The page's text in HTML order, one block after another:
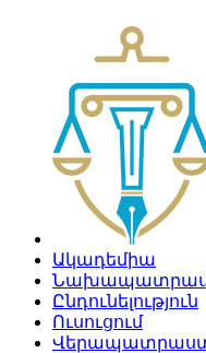
Ակադեմիա
Ընդունելություն
Ուսուցում